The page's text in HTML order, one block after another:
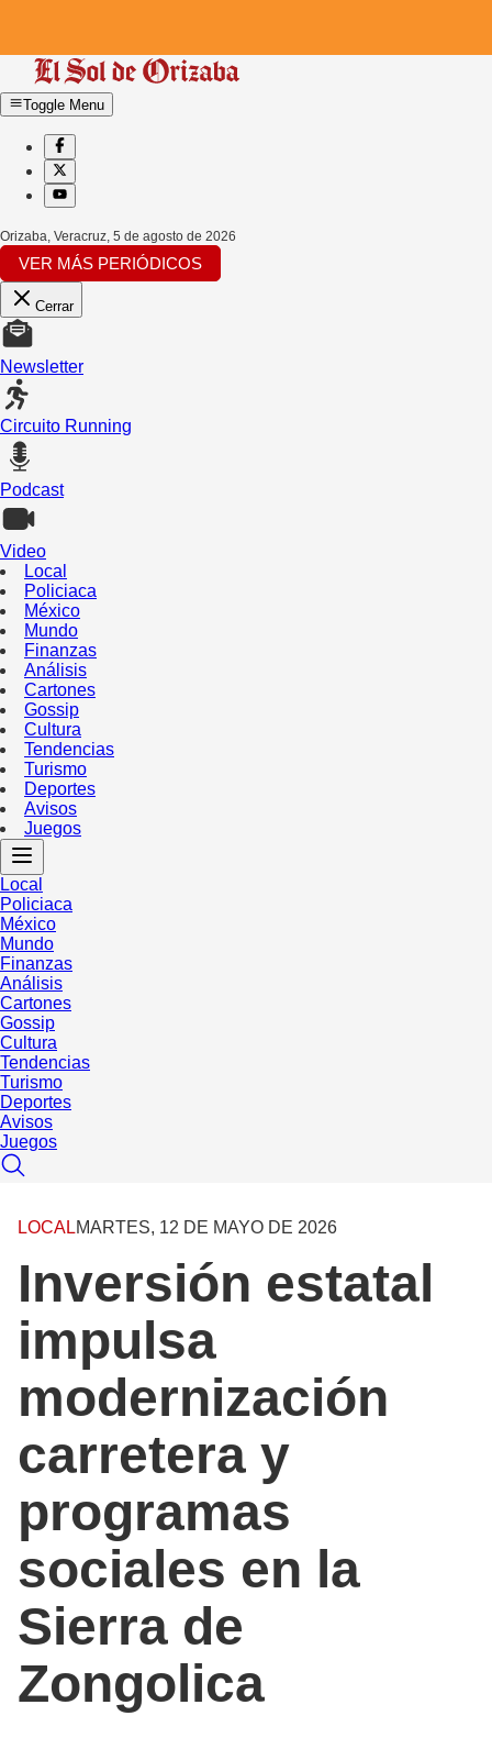
Toggle Menu
Orizaba, Veracruz, 5 de agosto de 2026
VER MÁS PERIÓDICOS
Cerrar
Newsletter
Circuito Running
Podcast
Video
Local
Policiaca
México
Mundo
Finanzas
Análisis
Cartones
Gossip
Cultura
Tendencias
Turismo
Deportes
Avisos
Juegos
Local
Policiaca
México
Mundo
Finanzas
Análisis
Cartones
Gossip
Cultura
Tendencias
Turismo
Deportes
Avisos
Juegos
LOCALMARTES, 12 DE MAYO DE 2026
Inversión estatal
impulsa
modernización
carretera y
programas
sociales en la
Sierra de
Zongolica